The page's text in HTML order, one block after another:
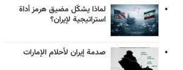
لماذا يشكّل مضيق هرمز أداة
استراتيجية لإيران؟
صدمة إيران لأحلام الإمارات